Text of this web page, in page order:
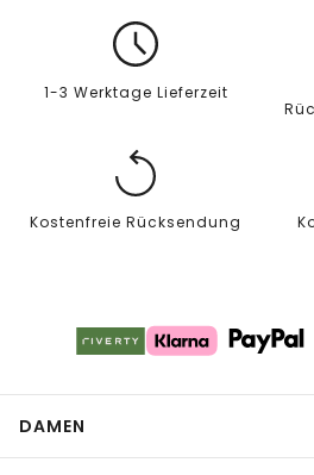
1-3 Werktage Lieferzeit
Kostenfreie Rücksendung
DAMEN